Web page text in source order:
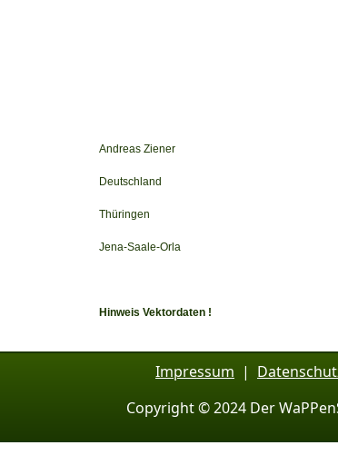
Andreas Ziener
Deutschland
Thüringen
Jena-Saale-Orla
Hinweis Vektordaten !
Impressum |
Copyright © 2024 Der